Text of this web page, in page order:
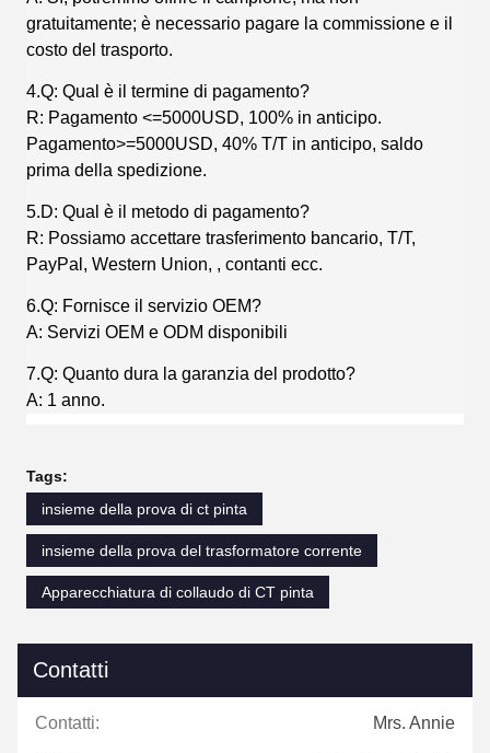
gratuitamente; è necessario pagare la commissione e il
costo del trasporto.
4.Q: Qual è il termine di pagamento?
R: Pagamento <=5000USD, 100% in anticipo.
Pagamento>=5000USD, 40% T/T in anticipo, saldo
prima della spedizione.
5.D: Qual è il metodo di pagamento?
R: Possiamo accettare trasferimento bancario, T/T,
PayPal, Western Union, , contanti ecc.
6.Q: Fornisce il servizio OEM?
A: Servizi OEM e ODM disponibili
7.Q: Quanto dura la garanzia del prodotto?
A: 1 anno.
Tags:
insieme della prova di ct pinta
insieme della prova del trasformatore corrente
Apparecchiatura di collaudo di CT pinta
Contatti
Contatti: Mrs. Annie